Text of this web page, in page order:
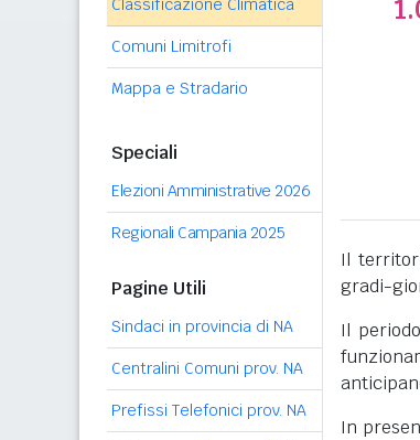
Classificazione Climatica
Comuni Limitrofi
Mappa e Stradario
Speciali
Elezioni Amministrative 2026
Regionali Campania 2025
Pagine Utili
Sindaci in provincia di NA
Centralini Comuni prov. NA
Prefissi Telefonici prov. NA
Il
gradi-
Il
In